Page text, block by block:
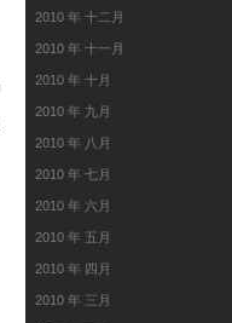
2010 年 十二月
2010 年 十一月
2010 年 十月
2010 年 九月
2010 年 八月
2010 年 七月
2010 年 六月
2010 年 五月
2010 年 四月
2010 年 三月